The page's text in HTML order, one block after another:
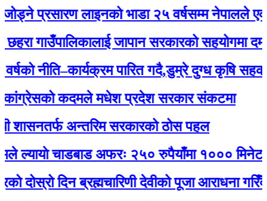
प्रसारण लाइनको भाडा २५ वर्षसम्म नेपालले एक्‍लै
गाउँपालिकालाई जापान सरकारको सहयोगमा
नीति–कार्यक्रम पारित गदै,डुम्रे दुग्ध कृषि
कदमले मधेश प्रदेश सरकार संकटमा
अन्तरिम सरकारको ठोस पहल
चाडबाड अफरः २५० रुपैयाँमा १००० मिनेट कल
दिन ब्रह्मचारिणी देवीको पूजा आराधना गरिँदै